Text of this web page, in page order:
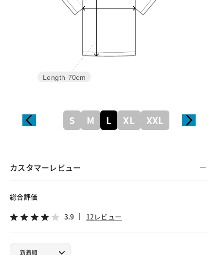
Length 70cm
S M L XL XXL
カスタマーレビュー
総合評価
3.9 12レビュー